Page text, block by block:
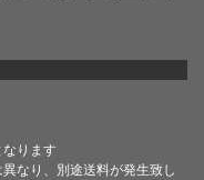
なります
なり、別途送料が発生致し